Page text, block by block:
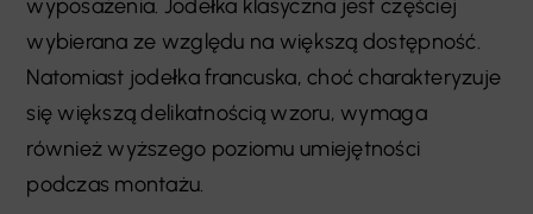
wyposażenia. Jodełka klasyczna jest częściej
wybierana ze względu na większą dostępność.
Natomiast jodełka francuska, choć charakteryzuje
się większą delikatnością wzoru, wymaga
również wyższego poziomu umiejętności
podczas montażu.